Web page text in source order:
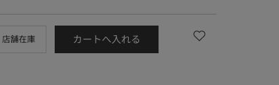
店舗在庫 カートへ入れる